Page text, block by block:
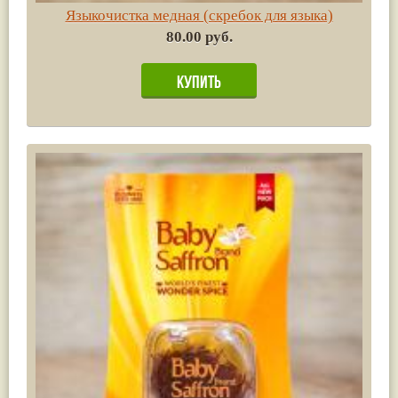
Языкочистка медная (скребок для языка)
80.00 руб.